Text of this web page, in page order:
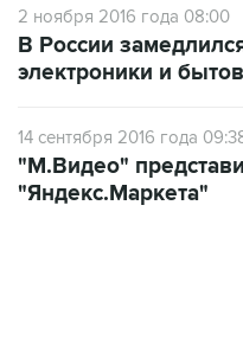
2 ноября 2016 года 08:00
В России
электроники и
14 сентября 2016 года
"М.Видео"
"Яндекс.Маркета"